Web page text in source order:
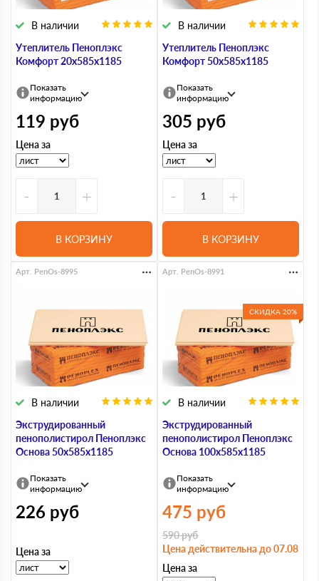
Утеплитель Пеноплэкс
Комфорт 20х585х1185
В наличии
Показать
информацию
119 руб
Цена за
- +
В КОРЗИНУ
Утеплитель Пеноплэкс
Комфорт 50х585х1185
В наличии
Показать
информацию
305 руб
Цена за
- +
В КОРЗИНУ
Экструдированный
пенополистирол Пеноплэкс
Основа 50х585х1185
В наличии
Арт. PenOs-8995
Показать
информацию
226 руб
Цена за
СКИДКА 20%
Экструдированный
пенополистирол Пеноплэкс
Основа 100х585х1185
В наличии
Арт. PenOs-8991
Показать
информацию
475 руб
590руб
Цена действительна до 07.08
Цена за